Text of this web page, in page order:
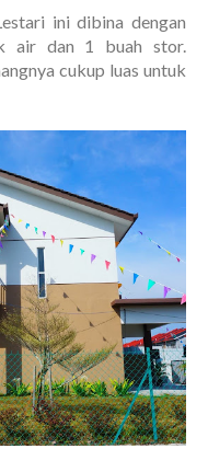
ini dibina dengan
air dan 1 buah stor.
cukup luas untuk